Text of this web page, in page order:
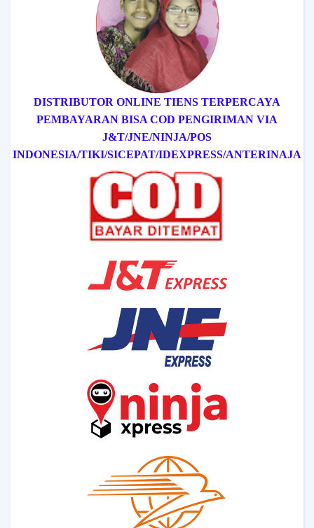
DISTRIBUTOR ONLINE TIENS TERPERCAYA
PEMBAYARAN BISA COD PENGIRIMAN VIA
J&T/JNE/NINJA/POS
INDONESIA/TIKI/SICEPAT/IDEXPRESS/ANTERINAJA